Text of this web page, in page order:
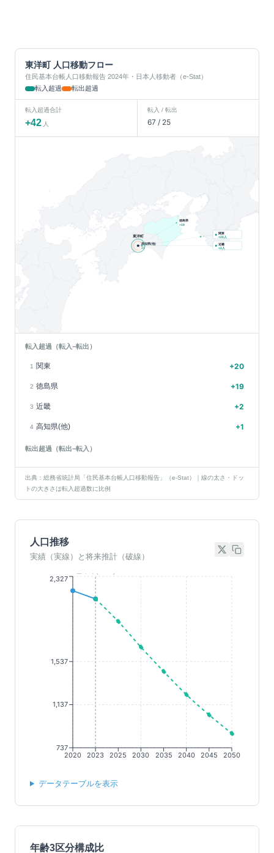
東洋町人口移動フロー
住民基本台帳人口移動報告 2024年・日本人移動者（e-Stat）
転入超過
転出超過
転入超過合計
+42 人
転入 / 転出
67 / 25
徳島県
+19
高知県(他)
+1
東洋町
関東
+20人
近畿
+2人
転入超過（転入−転出）
1 関東 +20
2 徳島県 +19
3 近畿 +2
4 高知県(他) +1
転出超過（転出−転入）
出典：総務省統計局「住民基本台帳人口移動報告」（e-Stat）｜線の太さ・ドッ
トの大きさは転入超過数に比例
人口推移
実績（実線）と将来推計（破線）
2020 2023 2025 2030 2035 2040 2045 2050
737
1,137
1,537
2,327
データテーブルを表示
年齢3区分構成比